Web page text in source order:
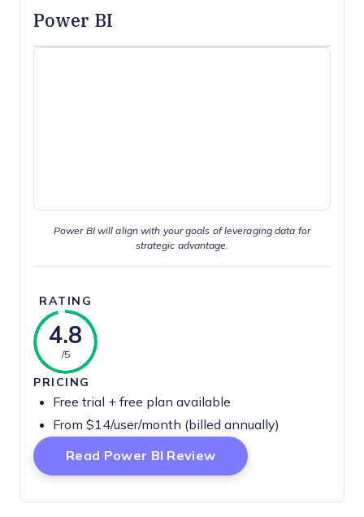
Power BI
Power BI will align with your goals of leveraging data for
strategic advantage.
RATING
4.8
/5
PRICING
Free trial + free plan available
From $14/user/month (billed annually)
Read Power BI ReviewOpens New Window